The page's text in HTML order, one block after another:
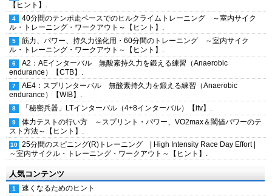
【ヒント】.
40分間のテンポ走ペースでのヒルクライムトレーニング ～室内サイク
ル・トレーニング・ワークアウト～【ヒント】.
筋力、パワー、持久力強化用・60分間のトレーニング ～室内サイク
ル・トレーニング・ワークアウト～【ヒント】.
A2：AEインターバル 無酸素持久力を鍛える練習（Anaerobic
endurance）【CTB】.
AE4：スプリンターバル 無酸素持久力を鍛える練習（Anaerobic
endurance）【WIB】.
「秘密兵器」LTインターバル（4+8インターバル）【itv】.
体力テストの行い方 ～スプリント・パワー、VO2max＆閾値パワーのテ
スト方法～【ヒント】.
25分間のスピニング(R)トレーニング | High Intensity Race Day Effort |
～室内サイクル・トレーニング・ワークアウト～【ヒント】.
人気コンテンツ
速くなるためのヒント